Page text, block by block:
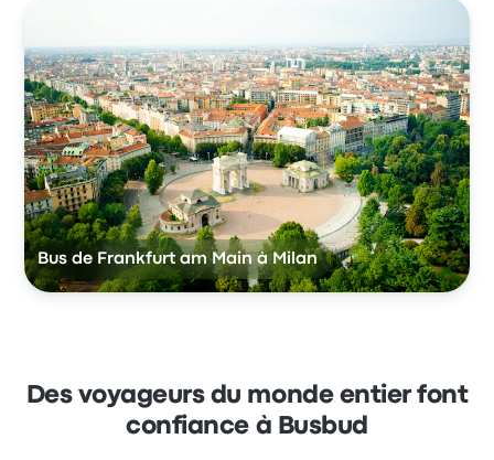
Bus de Frankfurt am Main à Milan
Des voyageurs du monde entier font
confiance à Busbud